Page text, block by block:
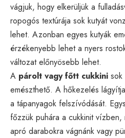
vágjuk, hogy elkerüljük a
ropogós textúrája sok kutyát
lehet. Azonban egyes kutyák
érzékenyebb lehet a nyers
változat előnyösebb lehet.
A párolt vagy főtt cukkini sok
emészthető. A hőkezelés
a tápanyagok felszívódását.
főzzük puhára a cukkinit vízben,
apró darabokra vágnánk vagy